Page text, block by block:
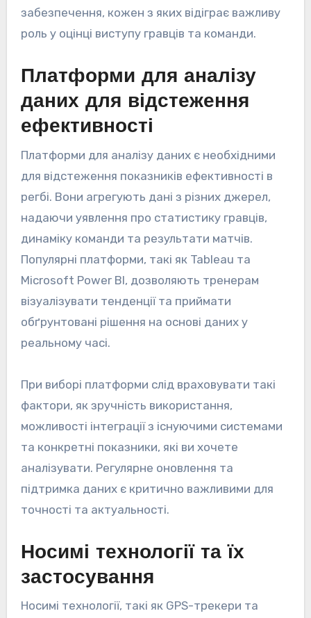
забезпечення, кожен з яких відіграє важливу
роль у оцінці виступу гравців та команди.
Платформи для аналізу
даних для відстеження
ефективності
Платформи для аналізу даних є необхідними
для відстеження показників ефективності в
регбі. Вони агрегують дані з різних джерел,
надаючи уявлення про статистику гравців,
динаміку команди та результати матчів.
Популярні платформи, такі як Tableau та
Microsoft Power BI, дозволяють тренерам
візуалізувати тенденції та приймати
обґрунтовані рішення на основі даних у
реальному часі.
При виборі платформи слід враховувати такі
фактори, як зручність використання,
можливості інтеграції з існуючими системами
та конкретні показники, які ви хочете
аналізувати. Регулярне оновлення та
підтримка даних є критично важливими для
точності та актуальності.
Носимі технології та їх
застосування
Носимі технології, такі як GPS-трекери та